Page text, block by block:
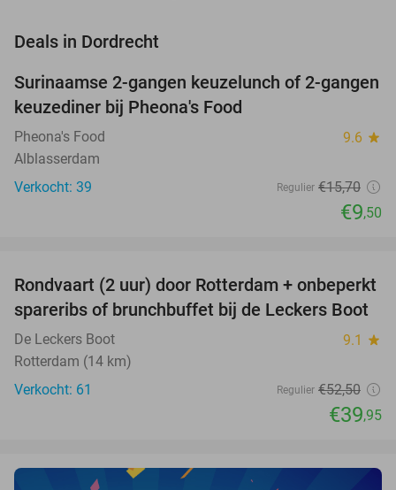
Deals in Dordrecht
39%
Surinaamse 2-gangen keuzelunch of 2-gangen
keuzediner bij Pheona's Food
Pheona's Food 9.6 star
Alblasserdam
Verkocht: 39
Regulier €15,70
€9,50
24%
Rondvaart (2 uur) door Rotterdam + onbeperkt
spareribs of brunchbuffet bij de Leckers Boot
De Leckers Boot 9.1 star
Rotterdam (14 km)
Verkocht: 61
Regulier €52,50
€39,95